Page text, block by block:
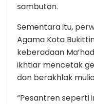
sambutan.
Sementara itu,
Agama Kota
keberadaan
ikhtiar mencetak
dan berakhlak
“Pesantren seperti